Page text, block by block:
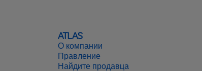
ATLAS
О компании
Правление
Найдите продавца